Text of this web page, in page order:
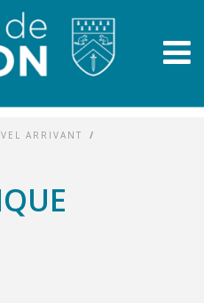
ARRIVANT /